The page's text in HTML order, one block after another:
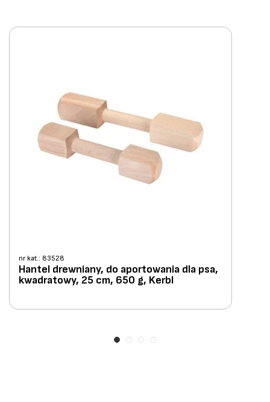
nr kat.: 83528
Hantel drewniany, do aportowania dla psa,
kwadratowy, 25 cm, 650 g, Kerbl